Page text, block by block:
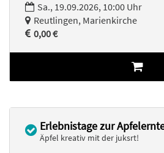
Sa., 19.09.2026, 10:00 Uhr
Reutlingen, Marienkirche
0,00 €
Erlebnistage zur
Äpfel kreativ mit der juksrt!